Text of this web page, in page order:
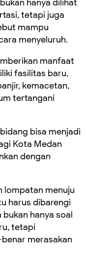
hanya dilihat
tetapi juga
mampu
menyeluruh.
manfaat
fasilitas baru,
kemacetan,
tertangani
bisa menjadi
Kota Medan
dengan
lompatan menuju
harus dibarengi
hanya soal
tetapi
merasakan